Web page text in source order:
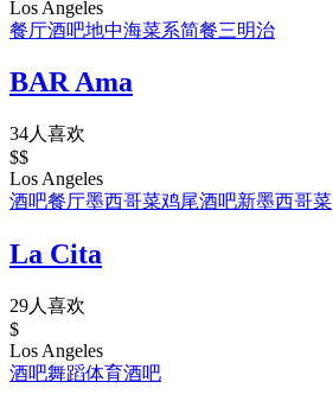
Los Angeles
餐厅酒吧地中海菜系简餐三明治
BAR Ama
34人喜欢
$$
Los Angeles
酒吧餐厅墨西哥菜鸡尾酒吧新墨西哥菜
La Cita
29人喜欢
$
Los Angeles
酒吧舞蹈体育酒吧